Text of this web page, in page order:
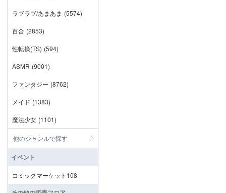
ラブラブ/あまあま (5574)
百合 (2853)
性転換(TS) (594)
ASMR (9001)
ファンタジー (8762)
メイド (1383)
魔法少女 (1101)
他のジャンルで探す
イベント
コミックマーケット108